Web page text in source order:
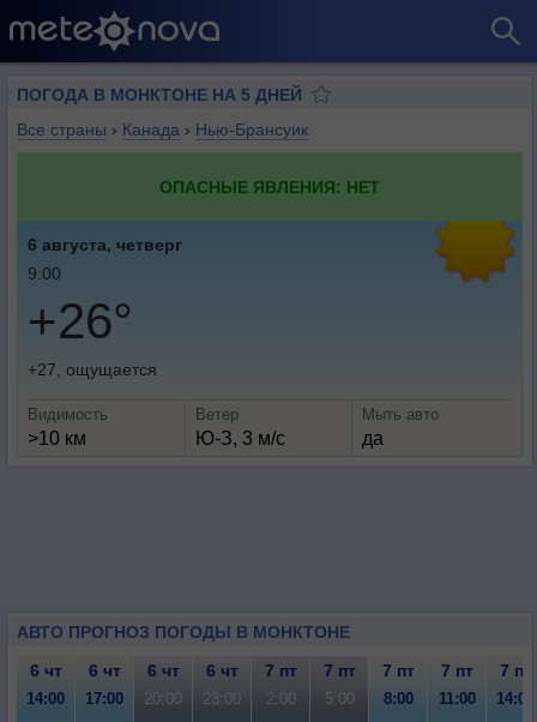
ПОГОДА В МОНКТОНЕ НА 5 ДНЕЙ
Все страны › Канада › Нью-Брансуик
ОПАСНЫЕ ЯВЛЕНИЯ: НЕТ
6 августа, четверг
9:00
+26°
+27, ощущается
Видимость
>10 км
Ветер
Ю-З, 3 м/с
Мыть авто
да
АВТО ПРОГНОЗ ПОГОДЫ В МОНКТОНЕ
6 чт 6 чт 6 чт 6 чт 7 пт 7 пт 7 пт 7 пт 7 пт
14:00 17:00 20:00 23:00 2:00 5:00 8:00 11:00 14:00